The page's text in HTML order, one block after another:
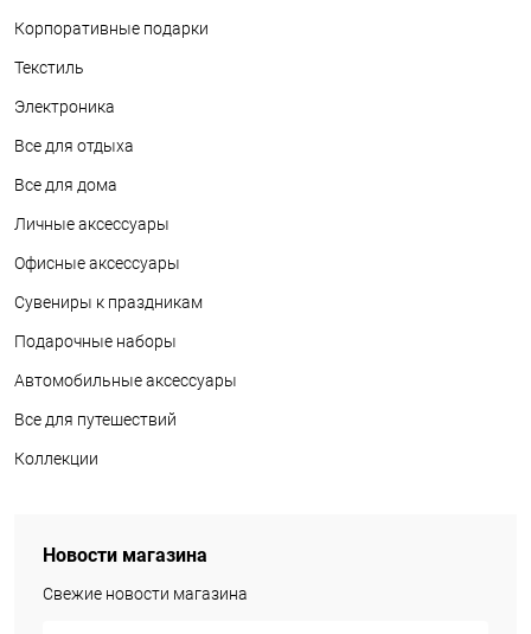
Корпоративные подарки
Текстиль
Электроника
Все для отдыха
Все для дома
Личные аксессуары
Офисные аксессуары
Сувениры к праздникам
Подарочные наборы
Автомобильные аксессуары
Все для путешествий
Коллекции
Новости магазина
Свежие новости магазина